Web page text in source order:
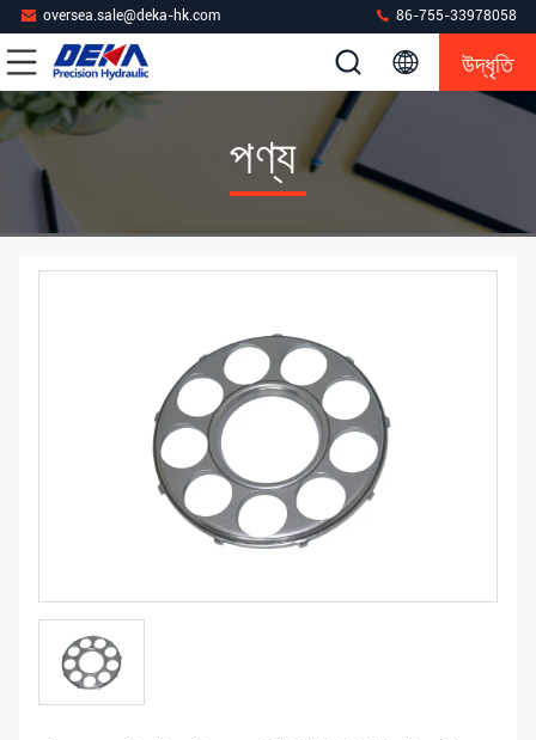
oversea.sale@deka-hk.com 86-755-33978058
উদ্ধৃতি
পণ্য